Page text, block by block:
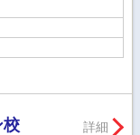
詳細